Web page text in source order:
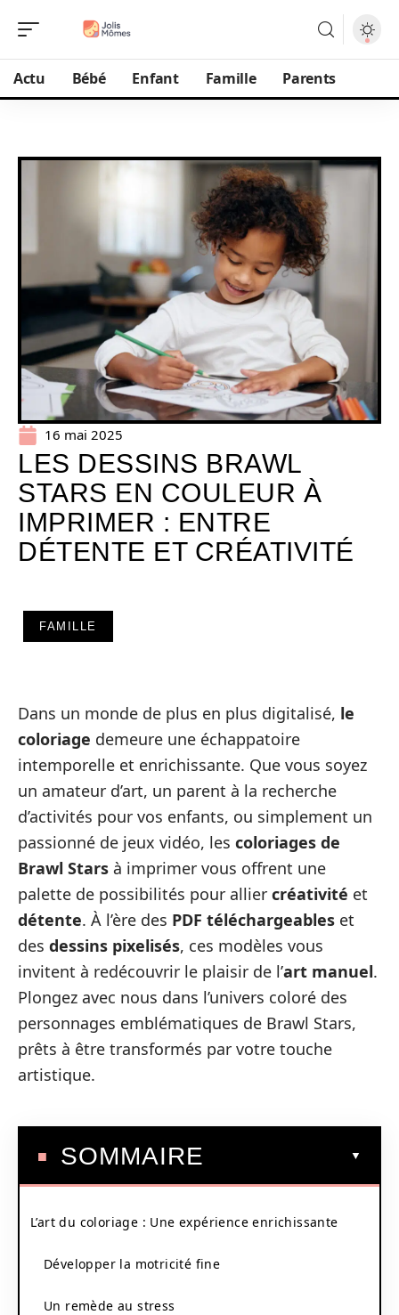
Actu Bébé Enfant Famille Parents
16 mai 2025
LES DESSINS BRAWL
STARS EN COULEUR À
IMPRIMER : ENTRE
DÉTENTE ET CRÉATIVITÉ
FAMILLE
Dans un monde de plus en plus digitalisé, le
coloriage demeure une échappatoire
intemporelle et enrichissante. Que vous soyez
un amateur d’art, un parent à la recherche
d’activités pour vos enfants, ou simplement un
passionné de jeux vidéo, les coloriages de
Brawl Stars à imprimer vous offrent une
palette de possibilités pour allier créativité et
détente. À l’ère des PDF téléchargeables et
des dessins pixelisés, ces modèles vous
invitent à redécouvrir le plaisir de l’art manuel.
Plongez avec nous dans l’univers coloré des
personnages emblématiques de Brawl Stars,
prêts à être transformés par votre touche
artistique.
SOMMAIRE
L’art du coloriage : Une expérience enrichissante
Développer la motricité fine
Un remède au stress